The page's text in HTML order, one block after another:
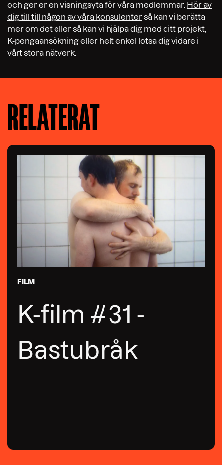
och ger er en visningsyta för våra medlemmar. Hör av
dig till till någon av våra konsulenterså kan vi berätta
mer om det eller så kan vi hjälpa dig med ditt projekt,
K-pengaansökning eller helt enkel lotsa dig vidare i
vårt stora nätverk.
RELATERAT
FILM
K-film #31 -
Bastubråk